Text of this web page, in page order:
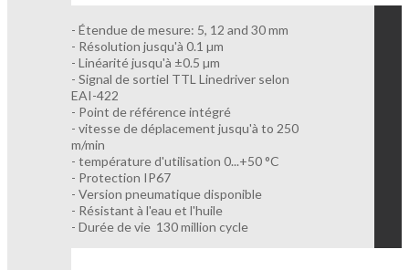
- Étendue de mesure: 5, 12 and 30 mm
- Résolution jusqu'à 0.1 µm
- Linéarité jusqu'à ±0.5 µm
- Signal de sortiel TTL Linedriver selon
EAI-422
- Point de référence intégré
- vitesse de déplacement jusqu'à to 250
m/min
- température d'utilisation 0...+50 °C
- Protection IP67
- Version pneumatique disponible
- Résistant à l'eau et l'huile
- Durée de vie 130 million cycle